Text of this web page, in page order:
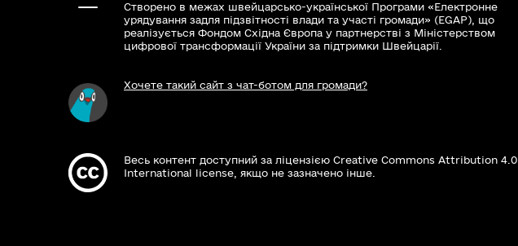
Створено в межах швейцарсько-української Програми «Електронне
урядування задля підзвітності влади та участі громади» (EGAP), що
реалізується Фондом Східна Європа у партнерстві з Міністерством
цифрової трансформації України за підтримки Швейцарії.
Хочете такий сайт з чат-ботом для громади?
Весь контент доступний за ліцензією Creative Commons Attribution 4.0
International license, якщо не зазначено інше.